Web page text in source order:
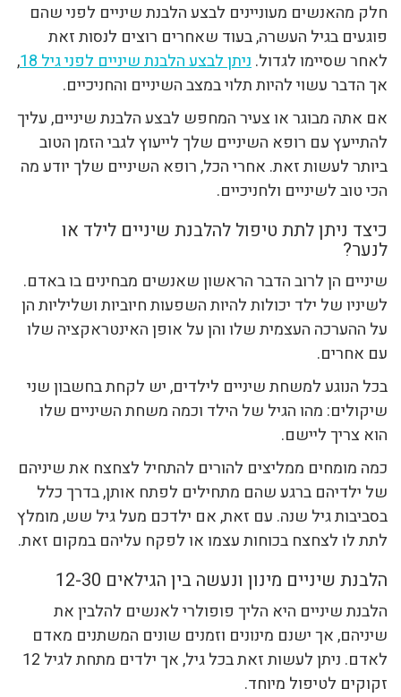
חלק מהאנשים מעוניינים לבצע הלבנת שיניים לפני שהם
פוגעים בגיל העשרה, בעוד שאחרים רוצים לנסות זאת
לאחר שסיימו לגדול.ניתן לבצע הלבנת שיניים לפני גיל 18
,
אך הדבר עשוי להיות תלוי במצב השיניים והחניכיים.
אם אתה מבוגר או צעיר המחפש לבצע הלבנת שיניים, עליך
להתייעץ עם רופא השיניים שלך לייעוץ לגבי הזמן הטוב
ביותר לעשות זאת. אחרי הכל, רופא השיניים שלך יודע מה
הכי טוב לשיניים ולחניכיים.
כיצד ניתן לתת טיפול להלבנת שיניים לילד או
לנער?
שיניים הן לרוב הדבר הראשון שאנשים מבחינים בו באדם.
לשיניו של ילד יכולות להיות השפעות חיוביות ושליליות הן
על ההערכה העצמית שלו והן על אופן האינטראקציה שלו
עם אחרים.
בכל הנוגע למשחת שיניים לילדים, יש לקחת בחשבון שני
שיקולים: מהו הגיל של הילד וכמה משחת השיניים שלו
הוא צריך ליישם.
כמה מומחים ממליצים להורים להתחיל לצחצח את שיניהם
של ילדיהם ברגע שהם מתחילים לפתח אותן, בדרך כלל
בסביבות גיל שנה. עם זאת, אם ילדכם מעל גיל שש, מומלץ
לתת לו לצחצח בכוחות עצמו או לפקח עליהם במקום זאת.
הלבנת שיניים מינון ונעשה בין הגילאים 12-30
הלבנת שיניים היא הליך פופולרי לאנשים להלבין את
שיניהם, אך ישנם מינונים וזמנים שונים המשתנים מאדם
לאדם. ניתן לעשות זאת בכל גיל, אך ילדים מתחת לגיל 12
זקוקים לטיפול מיוחד.